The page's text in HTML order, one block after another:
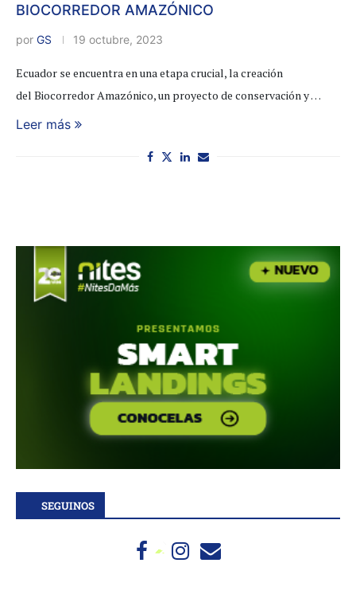
BIOCORREDOR AMAZÓNICO
por GS 19 octubre, 2023
Ecuador se encuentra en una etapa crucial, la creación
del Biocorredor Amazónico, un proyecto de conservación y …
Leer más
SEGUINOS